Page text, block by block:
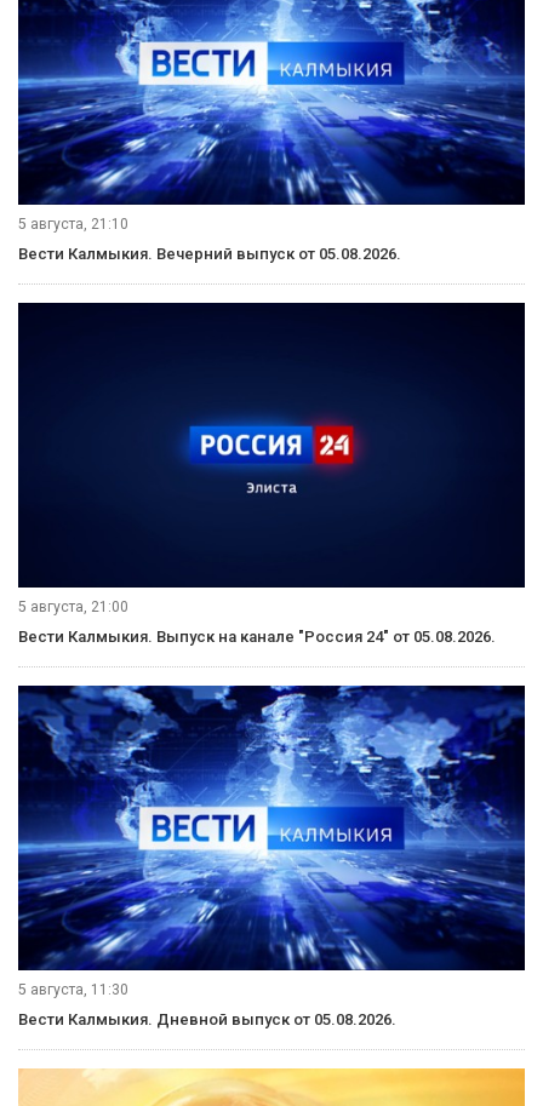
5 августа, 21:10
Вести Калмыкия. Вечерний выпуск от 05.08.2026.
5 августа, 21:00
Вести Калмыкия. Выпуск на канале "Россия 24" от 05.08.2026.
5 августа, 11:30
Вести Калмыкия. Дневной выпуск от 05.08.2026.